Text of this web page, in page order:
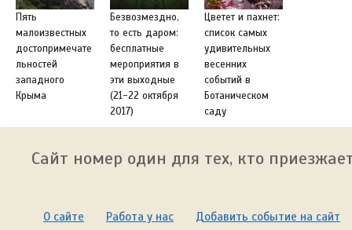
Пять
малоизвестных
достопримечате
льностей
западного
Крыма
Безвозмездно,
то есть даром:
бесплатные
мероприятия в
эти выходные
(21-22 октября
2017)
Цветет и пахнет:
список самых
удивительных
весенних
событий в
Ботаническом
саду
Сайт номер один для тех, кто
О сайте Работа у нас Добавить событие на сайт